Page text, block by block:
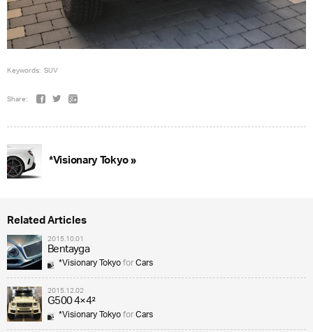
Keywords: SUV
Share:
*Visionary Tokyo »
Related Articles
2015.10.01
Bentayga
*Visionary TokyoforCars
2015.12.02
G500 4×4²
*Visionary TokyoforCars